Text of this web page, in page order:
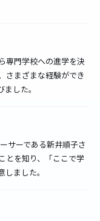
専門学校への進学を決
さまざまな経験ができ
した。
サーである新井順子さ
とを知り、「ここで学
ました。